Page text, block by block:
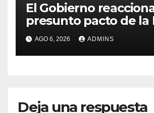
El Gobierno
presunto pacto de la
con Marruecos para
la final del Mundial
«Tiene que ser en
AGO 6, 2026 ADMINS
Deja una respuesta